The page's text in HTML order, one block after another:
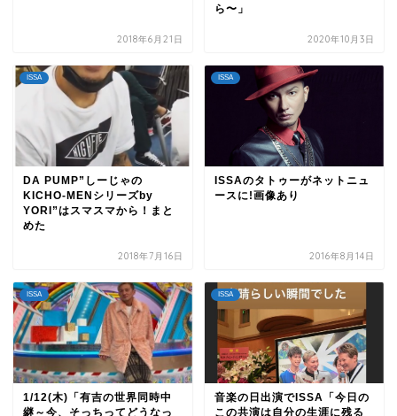
2018年6月21日
ら〜」
2020年10月3日
ISSA
DA PUMP”しーじゃの
KICHO-MENシリーズby
YORI”はスマスマから！まと
めた
2018年7月16日
ISSA
ISSAのタトゥーがネットニュ
ースに!画像あり
2016年8月14日
ISSA
1/12(木)「有吉の世界同時中
継～今、そっちってどうなっ
ISSA
音楽の日出演でISSA「今日の
この共演は自分の生涯に残る